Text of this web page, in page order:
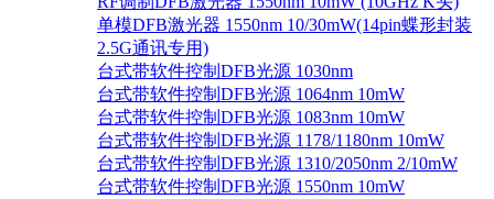
单模DFB激光器 1550nm 10/30mW(14pin蝶形封装
2.5G通讯专用)
台式带软件控制DFB光源 1030nm
台式带软件控制DFB光源 1064nm 10mW
台式带软件控制DFB光源 1083nm 10mW
台式带软件控制DFB光源 1178/1180nm 10mW
台式带软件控制DFB光源 1310/2050nm 2/10mW
台式带软件控制DFB光源 1550nm 10mW